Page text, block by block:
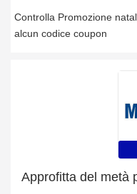
Controlla Promozione
alcun codice coupon